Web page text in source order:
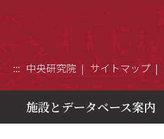
::: 中央研究院 サイトマップ
施設とデータベース案内